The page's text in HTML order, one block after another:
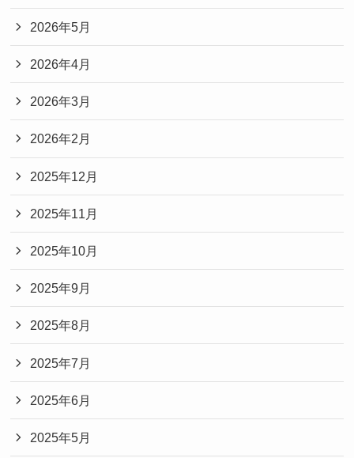
2026年5月
2026年4月
2026年3月
2026年2月
2025年12月
2025年11月
2025年10月
2025年9月
2025年8月
2025年7月
2025年6月
2025年5月